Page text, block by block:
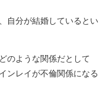
自分が結婚しているとい
のような関係だとして
ンレイが不倫関係になる